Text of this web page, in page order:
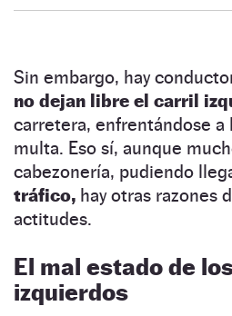
Sin embargo, hay
no dejan libre el carril
carretera, enfrentándose
multa. Eso sí, aunque
cabezonería, pudiendo
tráfico, hay otras razones
actitudes.
El mal estado de
izquierdos